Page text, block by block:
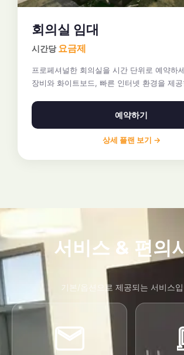
회의실 임대
시간당요금제
프로페셔널한 회의실을 시간 단위로 예약하
장비와 화이트보드, 빠른 인터넷 환경을 제
예약하기
상세 플랜 보기 →
서비스 & 편의
기본/옵션으로 제공되는 서비스